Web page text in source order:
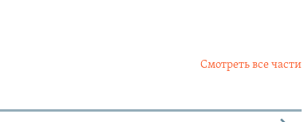
Смотреть все части